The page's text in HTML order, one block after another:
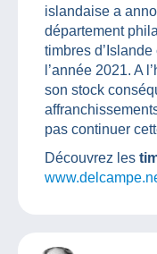
islandaise a
département
timbres
l’année 2021. A
son stock
pas continuer
Découvrez les